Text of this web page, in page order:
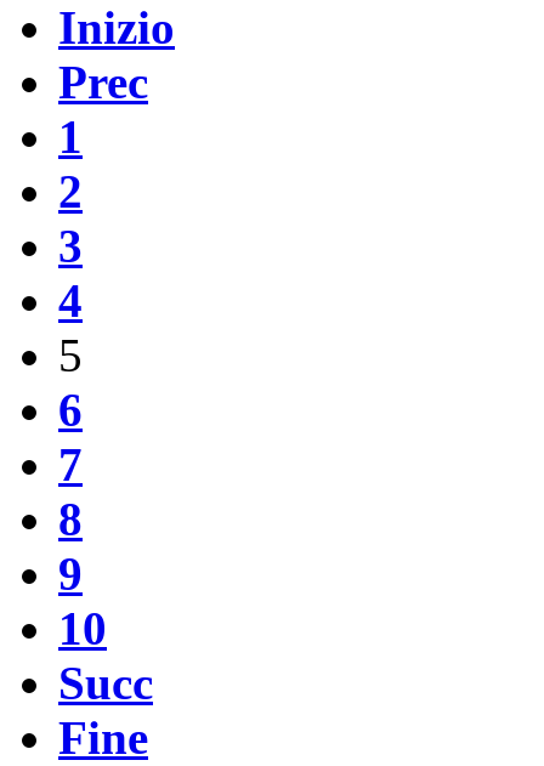
Inizio
Prec
1
2
3
4
5
6
7
8
9
10
Succ
Fine